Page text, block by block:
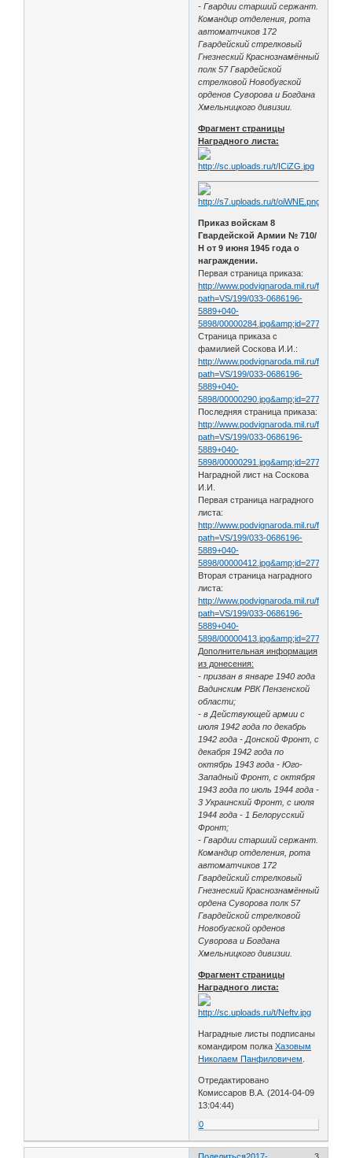
- Гвардии старший сержант.
Командир отделения, рота
автоматчиков 172
Гвардейский стрелковый
Гнезнеский Краснознамённый
полк 57 Гвардейской
стрелковой Новобугской
орденов Суворова и Богдана
Хмельницкого дивизии.
Фрагмент страницы
Наградного листа:
Приказ войскам 8
Гвардейской Армии № 710/
Н от 9 июня 1945 года о
награждении.
Первая страница приказа:
http://www.podvignaroda.mil.ru/filter/
path=VS/199/033-0686196-
5889+040-
5898/
Страница приказа с
фамилией Соскова И.И.:
http://www.podvignaroda.mil.ru/filter/
path=VS/199/033-0686196-
5889+040-
5898/
Последняя страница приказа:
http://www.podvignaroda.mil.ru/filter/
path=VS/199/033-0686196-
5889+040-
5898/
Наградной лист на Соскова
И.И.
Первая страница наградного
листа:
http://www.podvignaroda.mil.ru/filter/
path=VS/199/033-0686196-
5889+040-
5898/
Вторая страница наградного
листа:
http://www.podvignaroda.mil.ru/filter/
path=VS/199/033-0686196-
5889+040-
5898/
Дополнительная информация
из донесения:
- призван в январе 1940 года
Вадинским РВК Пензенской
области;
- в Действующей армии с
июля 1942 года по декабрь
1942 года - Донской Фронт, с
декабря 1942 года по
октябрь 1943 года - Юго-
Западный Фронт, с октября
1943 года по июль 1944 года -
3 Украинский Фронт, с июля
1944 года - 1 Белорусский
Фронт;
- Гвардии старший сержант.
Командир отделения, рота
автоматчиков 172
Гвардейский стрелковый
Гнезнеский Краснознамённый
ордена Суворова полк 57
Гвардейской стрелковой
Новобугской орденов
Суворова и Богдана
Хмельницкого дивизии.
Фрагмент страницы
Наградного листа:
Наградные листы подписаны
командиром полкаХазовым
Николаем Панфиловичем
Отредактировано
Комиссаров В.А. (2014-04-09
13:04:44)
0